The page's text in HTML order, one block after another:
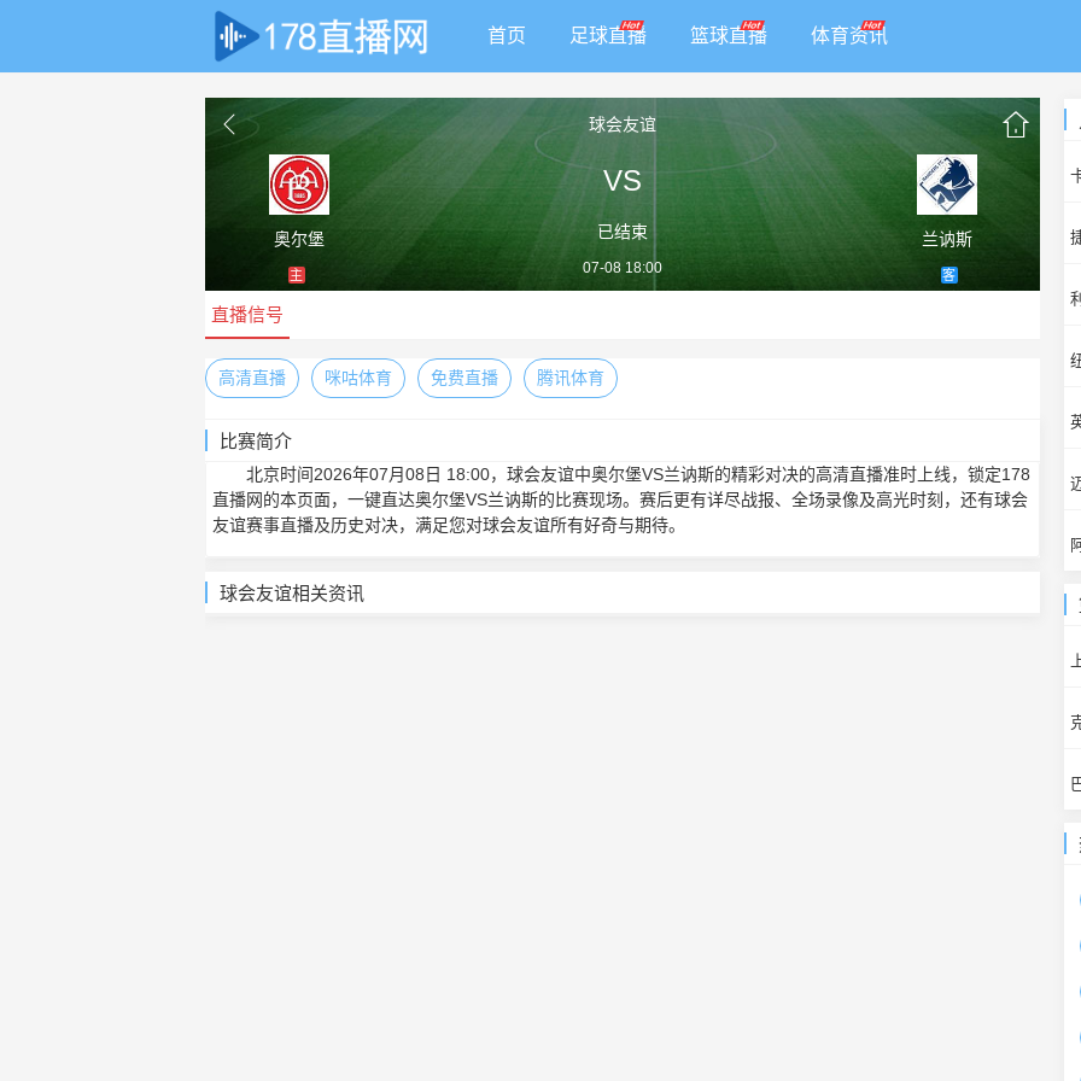
首页 足球直播 篮球直播 体育资讯
球会友谊
奥尔堡
主
VS
已结束
07-08 18:00
兰讷斯
客
直播信号
高清直播 咪咕体育 免费直播 腾讯体育
比赛简介
北京时间2026年07月08日 18:00，球会友谊中奥尔堡VS兰讷斯的精彩对决的高清直播准时上线，锁定178
直播网的本页面，一键直达奥尔堡VS兰讷斯的比赛现场。赛后更有详尽战报、全场录像及高光时刻，还有球会
友谊赛事直播及历史对决，满足您对球会友谊所有好奇与期待。
球会友谊相关资讯